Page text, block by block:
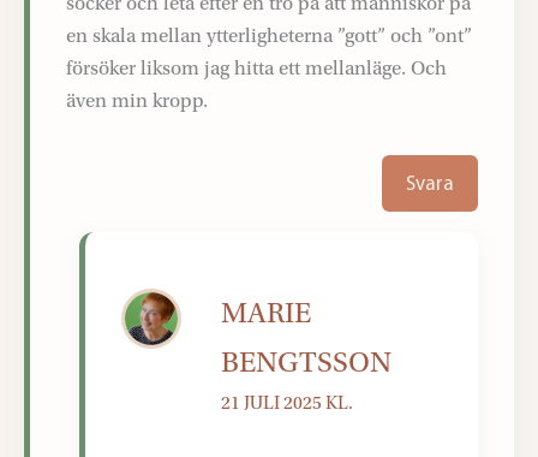
en skala mellan ytterligheterna ”gott” och ”ont”
försöker liksom jag hitta ett mellanläge. Och
även min kropp.
Svara
MARIE
BENGTSSON
21 JULI 2025 KL.